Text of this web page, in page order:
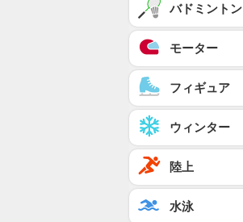
バドミントン
モーター
フィギュア
ウィンター
陸上
水泳